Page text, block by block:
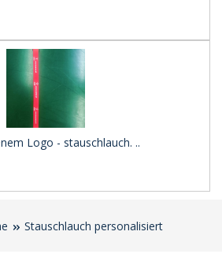
Logo - stauschlauch. ..
Stauschlauch personalisiert